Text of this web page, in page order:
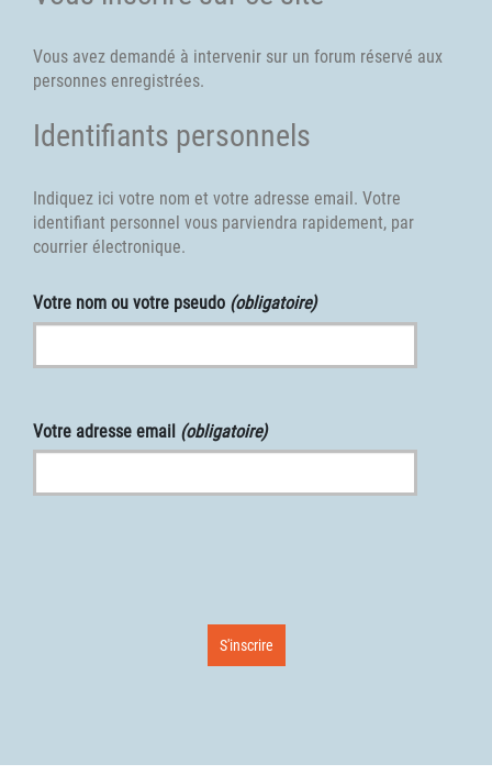
Vous avez demandé à intervenir sur un forum réservé aux
personnes enregistrées.
Identifiants personnels
Indiquez ici votre nom et votre adresse email. Votre
identifiant personnel vous parviendra rapidement, par
courrier électronique.
Votre nom ou votre pseudo (obligatoire)
Votre adresse email (obligatoire)